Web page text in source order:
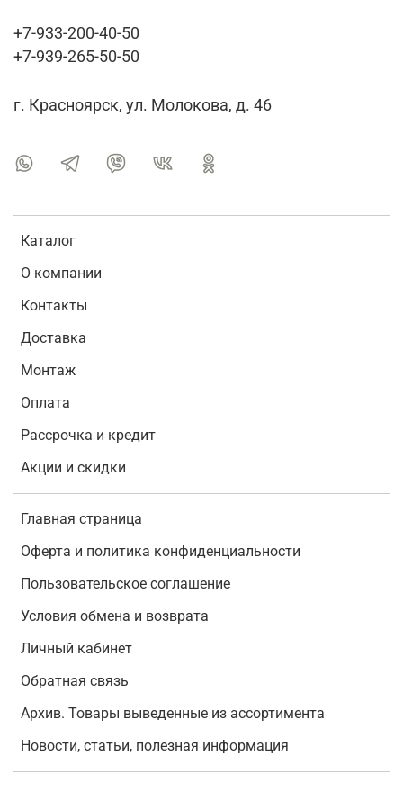
Каталог
О компании
Контакты
Доставка
Монтаж
Оплата
Рассрочка и кредит
Акции и скидки
Главная страница
Оферта и политика конфиденциальности
Пользовательское соглашение
Условия обмена и возврата
Личный кабинет
Обратная связь
Архив. Товары выведенные из ассортимента
Новости, статьи, полезная информация
+7-933-200-40-50
+7-939-265-50-50
г. Красноярск, ул. Молокова, д. 46